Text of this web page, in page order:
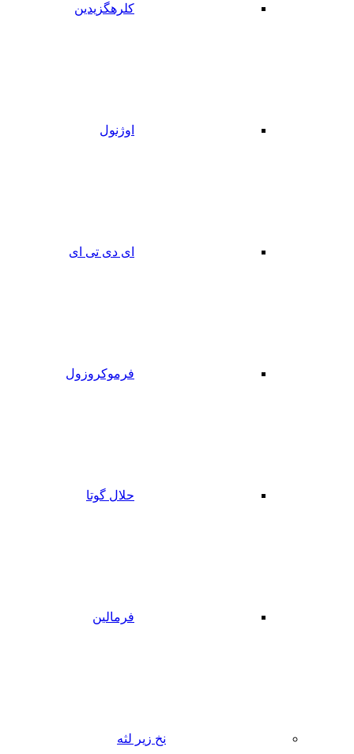
کلرهگزیدین
اوژنول
ای دی تی ای
فرموکروزول
حلال گوتا
فرمالین
نخ زیر لثه